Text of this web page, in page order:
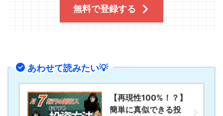
無料で登録する
あわせて読みたい💡
【再現性100%！？】
簡単に真似できる投